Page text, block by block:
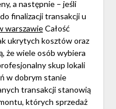
a następnie – jeśli
finalizacji transakcji u
warszawieCałość
ukrytych kosztów oraz
że wiele osób wybiera
skup lokali
w dobrym stanie
transakcji stanowią
których sprzedaż